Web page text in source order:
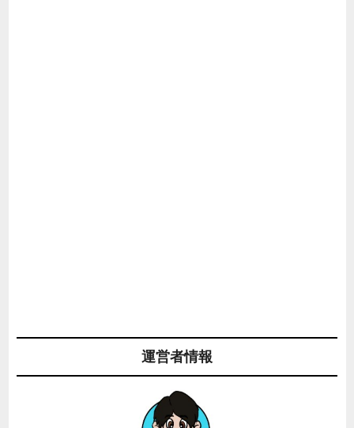
運営者情報